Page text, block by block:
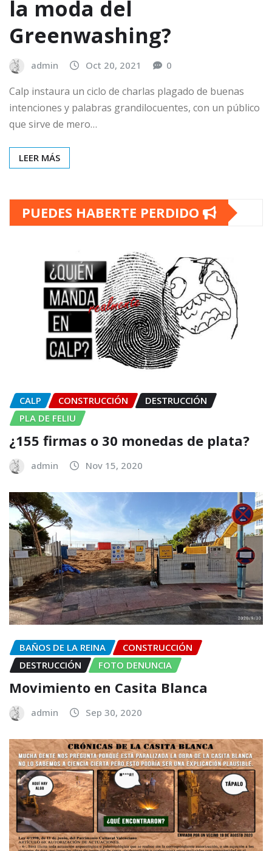
la moda del
Greenwashing?
admin Oct 20, 2021 0
Calp instaura un ciclo de charlas plagado de buenas
intenciones y palabras grandilocuentes, con un público
que sirve de mero…
LEER MÁS
PUEDES HABERTE PERDIDO
CALP CONSTRUCCIÓN
DESTRUCCIÓN
PLA DE FELIU
¿155 firmas o 30 monedas de plata?
admin Nov 15, 2020
BAÑOS DE LA REINA
CONSTRUCCIÓN
DESTRUCCIÓN
FOTO DENUNCIA
Movimiento en Casita Blanca
admin Sep 30, 2020